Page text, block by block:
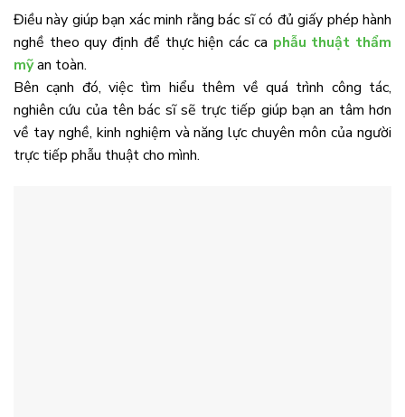
Điều này giúp bạn xác minh rằng bác sĩ có đủ giấy phép hành
nghề theo quy định để thực hiện các ca phẫu thuật thẩm
mỹan toàn.
Bên cạnh đó, việc tìm hiểu thêm về quá trình công tác,
nghiên cứu của tên bác sĩ sẽ trực tiếp giúp bạn an tâm hơn
về tay nghề, kinh nghiệm và năng lực chuyên môn của người
trực tiếp phẫu thuật cho mình.